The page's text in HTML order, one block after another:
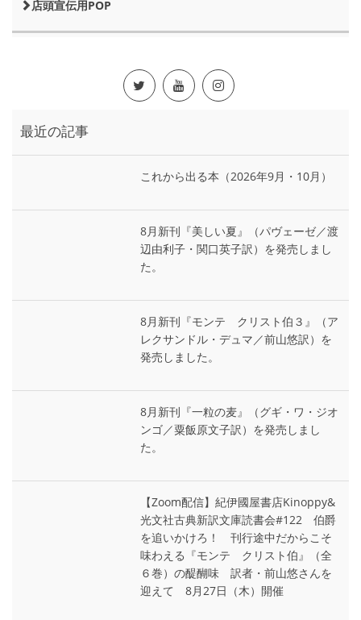
店頭宣伝用POP
最近の記事
これから出る本（2026年9月・10月）
8月新刊『美しい夏』（パヴェーゼ／渡
辺由利子・関口英子訳）を発売しまし
た。
8月新刊『モンテ゠クリスト伯３』（ア
レクサンドル・デュマ／前山悠訳）を
発売しました。
8月新刊『一粒の麦』（グギ・ワ・ジオ
ンゴ／粟飯原文子訳）を発売しまし
た。
【Zoom配信】紀伊國屋書店Kinoppy&
光文社古典新訳文庫読書会#122 伯爵
を追いかけろ！ 刊行途中だからこそ
味わえる『モンテ゠クリスト伯』（全
６巻）の醍醐味 訳者・前山悠さんを
迎えて 8月27日（木）開催